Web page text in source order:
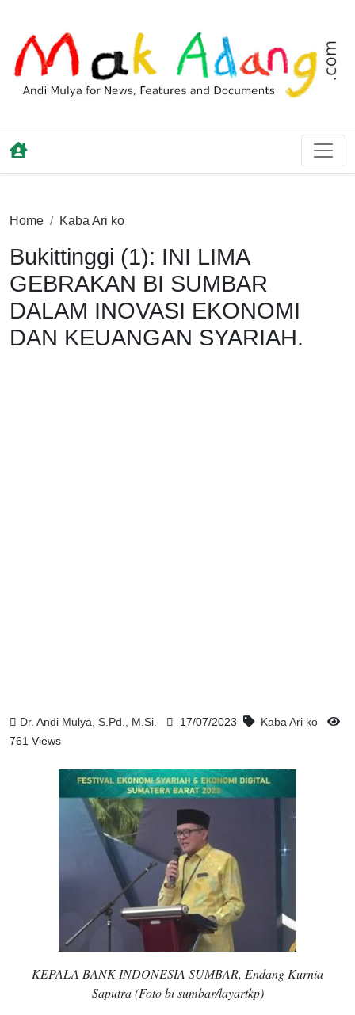
Home Kaba Ari ko
Bukittinggi (1): INI LIMA
GEBRAKAN BI SUMBAR
DALAM INOVASI EKONOMI
DAN KEUANGAN SYARIAH.
Dr. Andi Mulya, S.Pd., M.Si. 17/07/2023
Kaba Ari ko
761 Views
KEPALA BANK INDONESIA SUMBAR, Endang Kurnia
Saputra (Foto bi sumbar/layartkp)